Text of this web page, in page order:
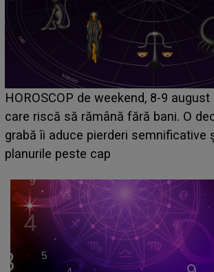
Emanuel a ținut ACEST DETALIU
acum! În fața Alexandrei, concurentul
face o MĂRTURISIRE
sa: "I-am spus și ei în față, eu nu te